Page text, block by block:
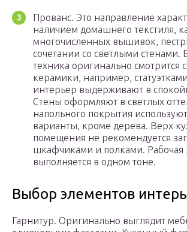
Прованс. Это направление
наличием домашнего текстиля,
многочисленных вышивок,
сочетании со светлыми стенами.
техника оригинально смотрится
керамики, например,
интерьер выдерживают в
Стены оформляют в светлых
напольного покрытия
варианты, кроме дерева. Верх
помещения не рекомендуется
шкафчиками и полками. Рабочая
выполняется в одном тоне.
Выбор элементов
Гарнитур. Оригинально выглядит